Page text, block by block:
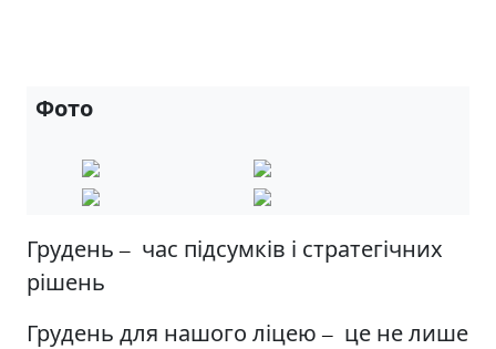
Фото
Грудень– час підсумків і стратегічних
рішень
Грудень для нашого ліцею– це не лише